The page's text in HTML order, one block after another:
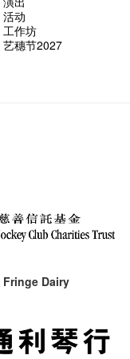
活动
工作坊
艺穗节2027
Fringe Dairy